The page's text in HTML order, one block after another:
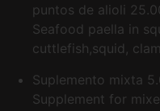
puntos de alioli
Seafood paella in
cuttlefish,squid,
Suplemento mixta
Supplement for